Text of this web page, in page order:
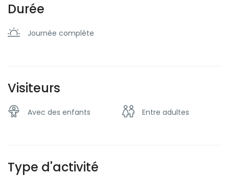
Durée
Journée complète
Visiteurs
Avec des enfants Entre adultes
Type d'activité